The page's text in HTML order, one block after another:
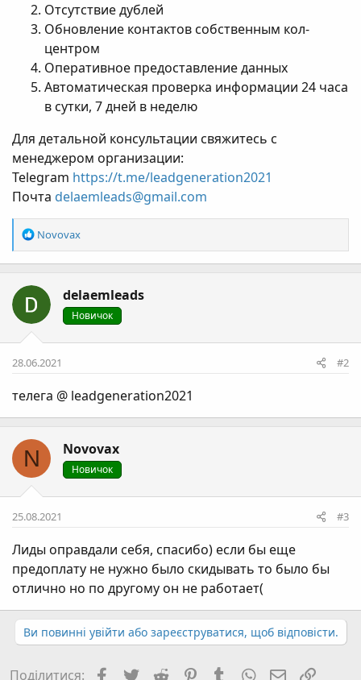
Отсутствие дублей
Обновление контактов собственным кол-
центром
Оперативное предоставление данных
Автоматическая проверка информации 24 часа
в сутки, 7 дней в неделю
Для детальной консультации свяжитесь с
менеджером организации:
Telegram https://t.me/leadgeneration2021
Почта delaemleads@gmail.com
Р
е
а
і
ї
Novovax
delaemleads
Новичок
28.06.2021 #2
телега @ leadgeneration2021
N Novovax
Новичок
25.08.2021 #3
Лиды оправдали себя, спасибо) если бы еще
предоплату не нужно было скидывать то было бы
отлично но по другому он не работает(
Ви повинні увійти або зареєструватися, щоб відповісти.
Поділитися: Facebook
TwitterReddit PinterestTumblrWhatsApp
E-mail